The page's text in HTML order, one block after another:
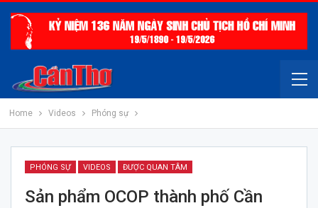
Home Videos Phóng sự
PHÓNG SỰ VIDEOS ĐƯỢC QUAN TÂM
Sản phẩm OCOP thành phố Cần